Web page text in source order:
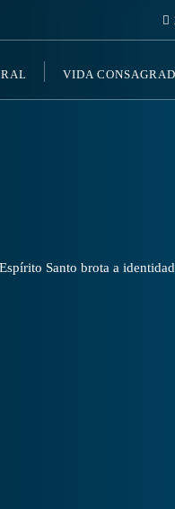
VIDA
Santo brota a